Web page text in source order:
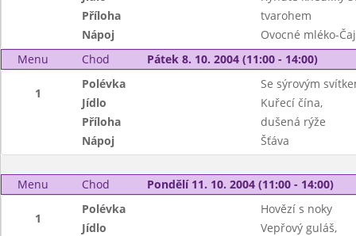
Příloha
tvarohem
Nápoj
Ovocné mléko-Čaj
Menu
Chod Pátek 8. 10. 2004 (11:00 - 14:00)
1
Polévka
Se sýrovým
Jídlo
Kuřecí čína,
Příloha
dušená rýže
Nápoj
Šťáva
Menu Chod Pondělí 11. 10. 2004 (11:00 - 14:00)
1
Polévka
Hovězí s noky
Jídlo
Vepřový guláš,